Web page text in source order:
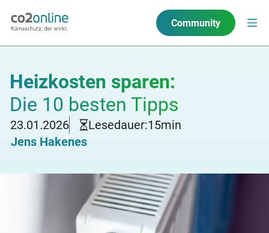
Community
Heizkosten sparen:
Die 10 besten Tipps
23.01.2026 Lesedauer:15min
Jens Hakenes